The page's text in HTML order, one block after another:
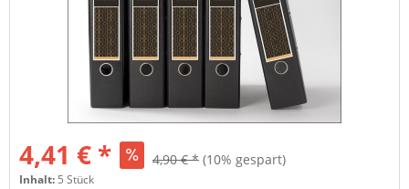
4,41 € * 4,90 € * (10% gespart)
Inhalt: 5 Stück